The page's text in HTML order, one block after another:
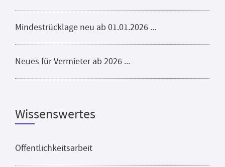
Mindestrücklage neu ab 01.01.2026 ...
Neues für Vermieter ab 2026 ...
Wissenswertes
Öffentlichkeitsarbeit